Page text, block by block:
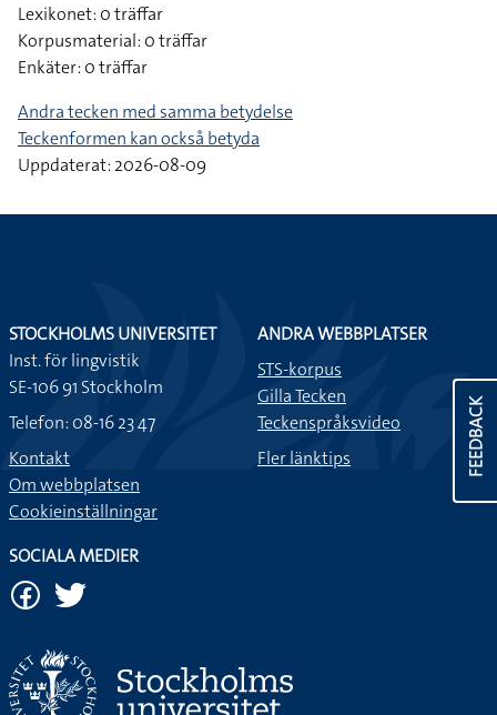
Lexikonet: 0 träffar
Korpusmaterial: 0 träffar
Enkäter: 0 träffar
Andra tecken med samma betydelse
Teckenformen kan också betyda
Uppdaterat: 2026-08-09
FEEDBACK
STOCKHOLMS UNIVERSITET
Inst. för lingvistik
SE-106 91 Stockholm
Telefon: 08-16 23 47
Kontakt
Om webbplatsen
Cookieinställningar
ANDRA WEBBPLATSER
STS-korpus
Gilla Tecken
Teckenspråksvideo
Fler länktips
SOCIALA MEDIER